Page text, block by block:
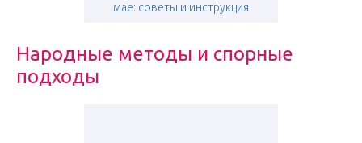
мае: советы и инструкция
Народные методы и спорные
подходы